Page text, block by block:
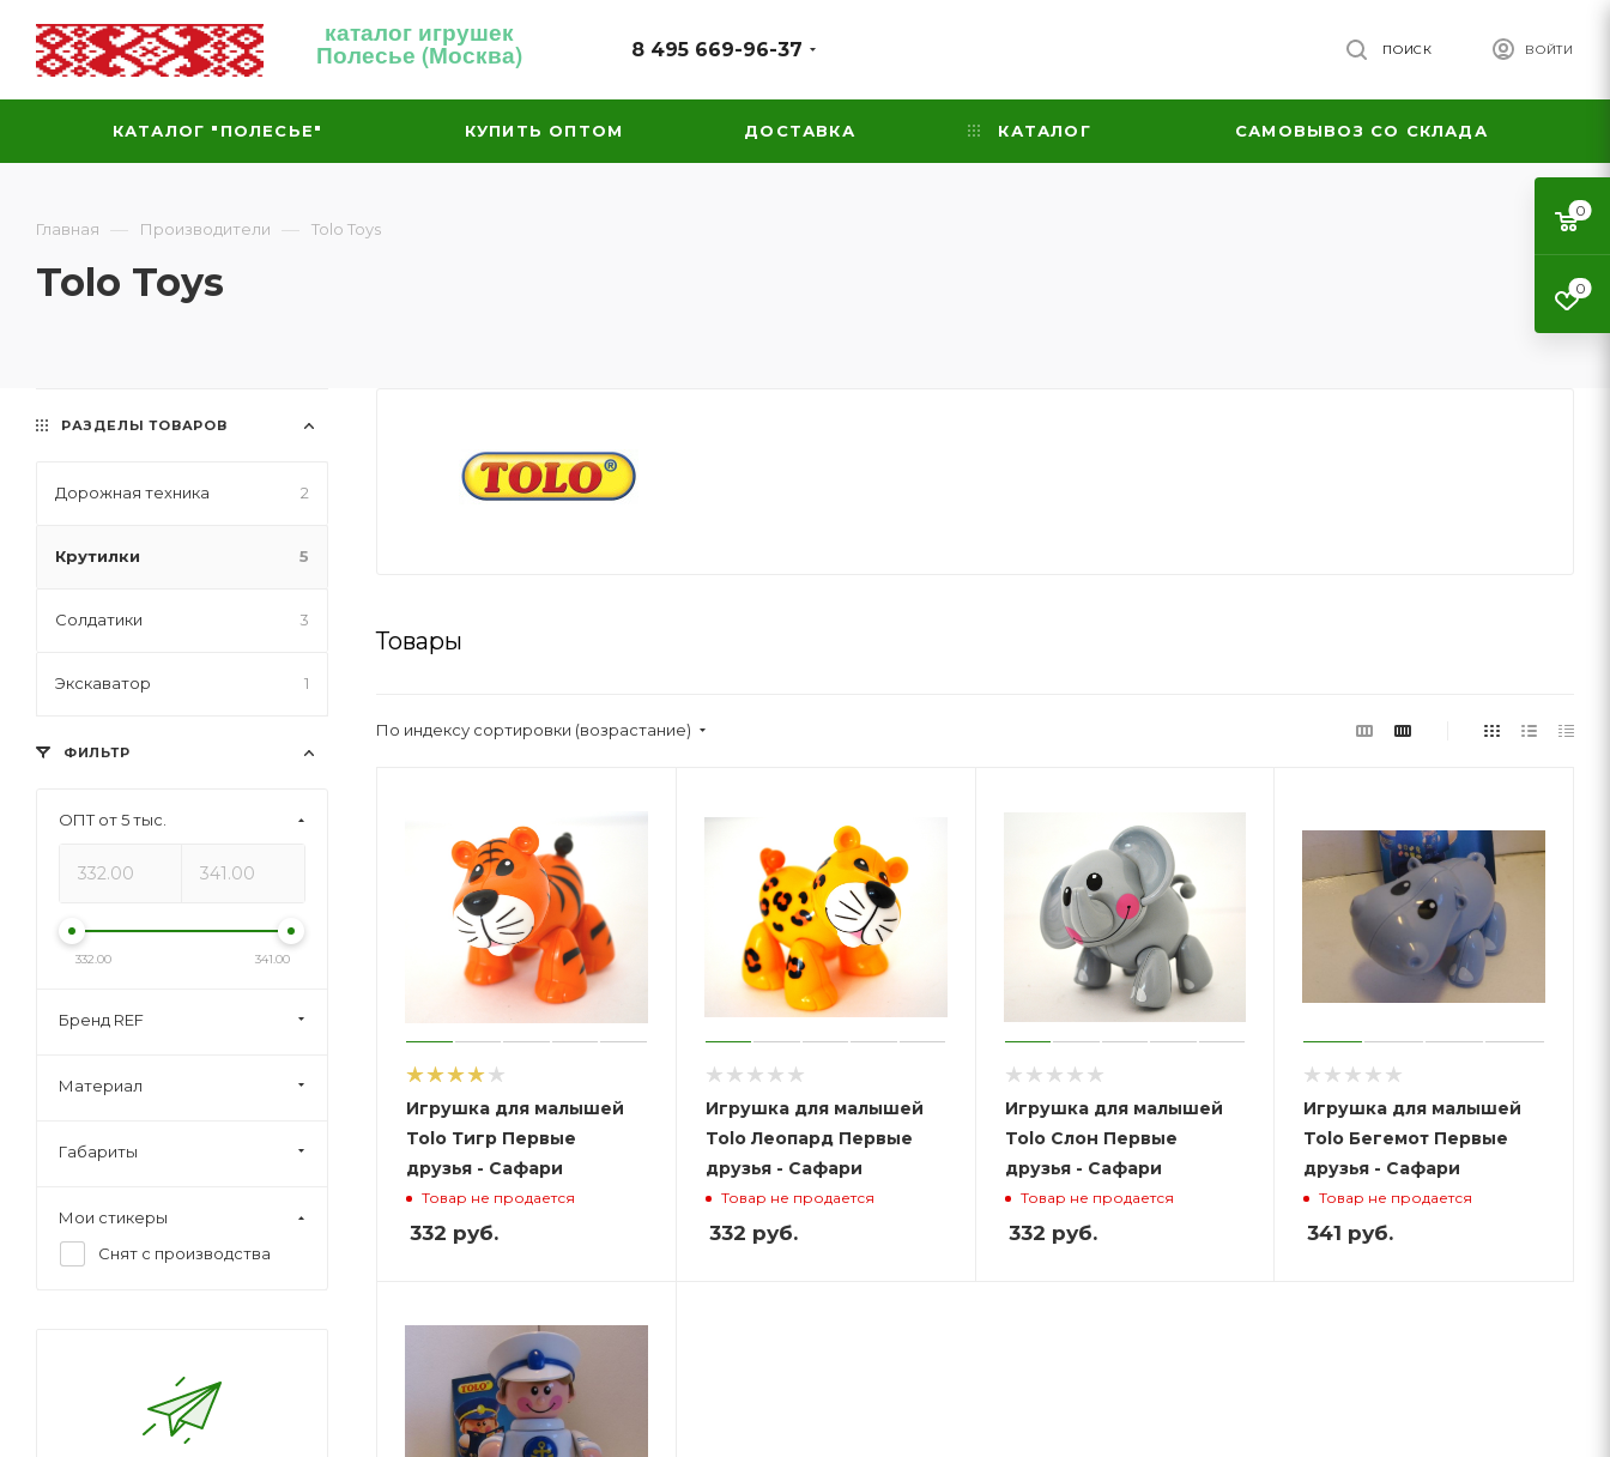
каталог игрушек
Полесье (Москва) 8 495 669-96-37 ВОЙТИ
ПОИСК
КАТАЛОГ "ПОЛЕСЬЕ" КУПИТЬ ОПТОМ ДОСТАВКА КАТАЛОГ САМОВЫВОЗ СО СКЛАДА
Главная — Производители — Tolo Toys
Tolo Toys
Товары
По индексу сортировки (возрастание)
Игрушка для малышей
Tolo Тигр Первые
друзья - Сафари
Товар не продается
332 руб.
Игрушка для малышей
Tolo Леопард Первые
друзья - Сафари
Товар не продается
332 руб.
Игрушка для малышей
Tolo Слон Первые
друзья - Сафари
Товар не продается
332 руб.
Игрушка для малышей
Tolo Бегемот Первые
друзья - Сафари
Товар не продается
341 руб.
РАЗДЕЛЫ ТОВАРОВ
Дорожная техника 2
Крутилки 5
Солдатики 3
Экскаватор 1
ФИЛЬТР
ОПТ от 5 тыс.
332.00 341.00
Бренд REF
Материал
Габариты
Мои стикеры
Снят с производства
0
0